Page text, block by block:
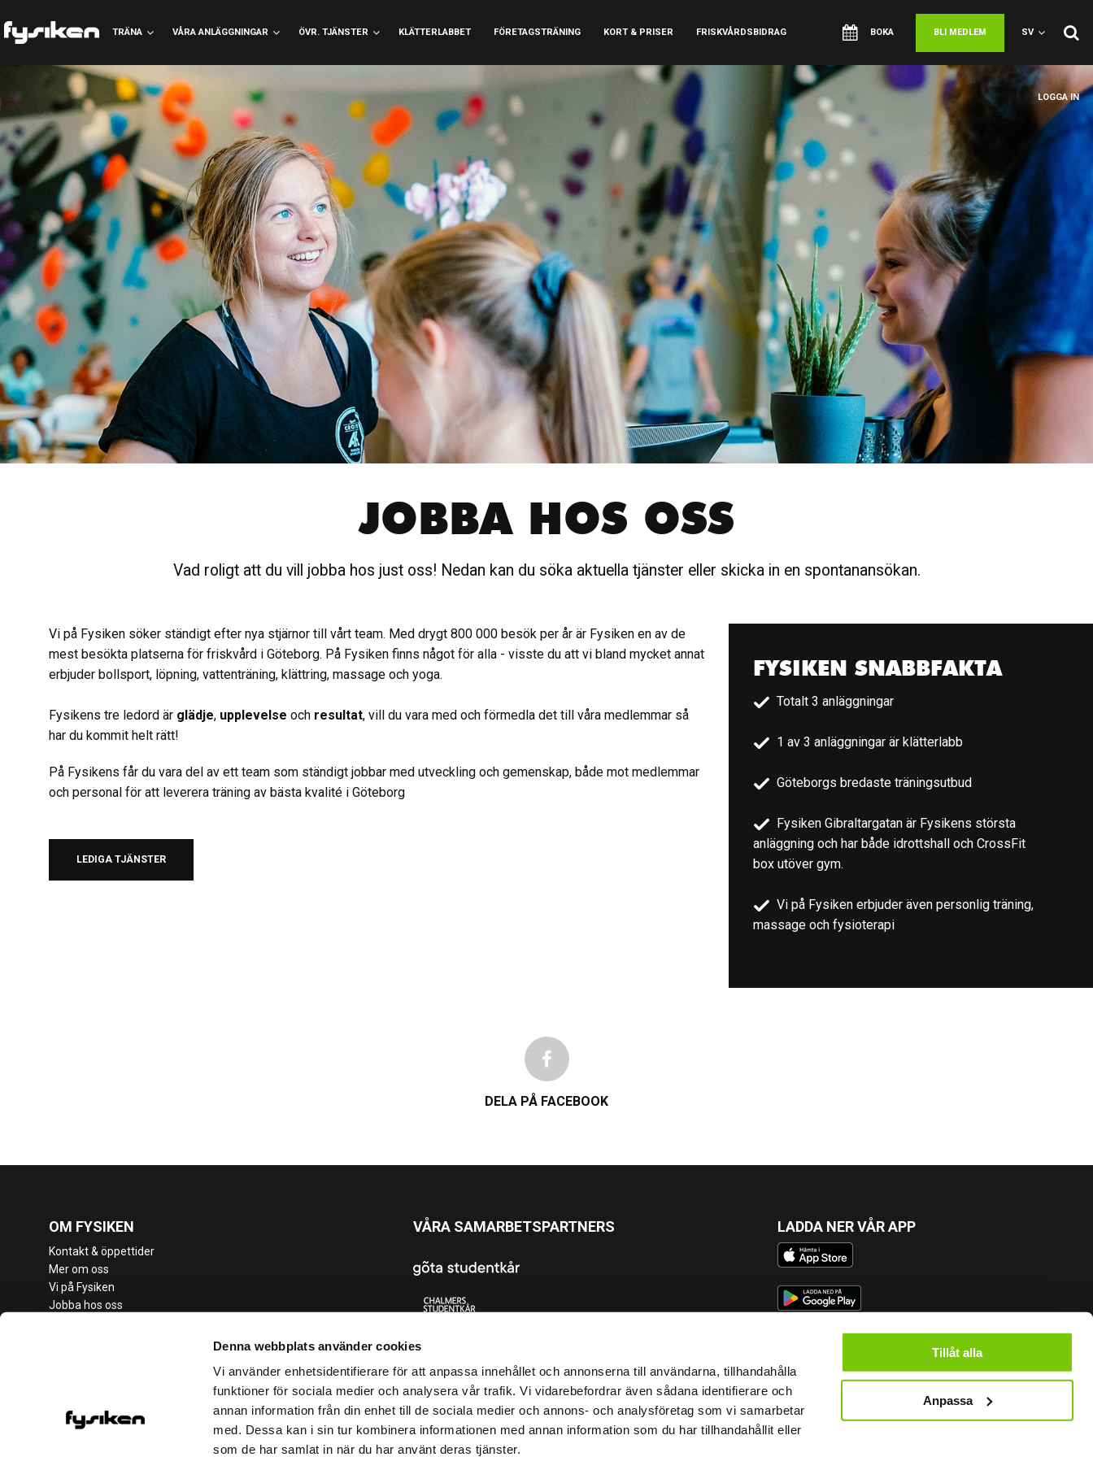
Denna webbplats använder cookies
Vi använder enhetsidentifierare för att anpassa innehållet och annonserna till användarna, tillhandahålla
funktioner för sociala medier och analysera vår trafik. Vi vidarebefordrar även sådana identifierare och
annan information från din enhet till de sociala medier och annons- och analysföretag som vi samarbetar
med. Dessa kan i sin tur kombinera informationen med annan information som du har tillhandahållit eller
som de har samlat in när du har använt deras tjänster.
Tillåt alla
Anpassa
TRÄNA VÅRA ANLÄGGNINGAR ÖVR. TJÄNSTER KLÄTTERLABBET FÖRETAGSTRÄNING KORT & PRISER FRISKVÅRDSBIDRAG SV
BLI MEDLEM
BOKA
LOGGA IN
JOBBA HOS OSS
Vad roligt att du vill jobba hos just oss! Nedan kan du söka aktuella tjänster eller skicka in en spontanansökan.
Vi på Fysiken söker ständigt efter nya stjärnor till vårt team. Med drygt 800 000 besök per år är Fysiken en av de
mest besökta platserna för friskvård i Göteborg. På Fysiken finns något för alla - visste du att vi bland mycket annat
erbjuder bollsport, löpning, vattenträning, klättring, massage och yoga.
Fysikens tre ledord är glädje, upplevelse och resultat, vill du vara med och förmedla det till våra medlemmar så
har du kommit helt rätt!
På Fysikens får du vara del av ett team som ständigt jobbar med utveckling och gemenskap, både mot medlemmar
och personal för att leverera träning av bästa kvalité i Göteborg
LEDIGA TJÄNSTER
FYSIKEN SNABBFAKTA
Totalt 3 anläggningar
1 av 3 anläggningar är klätterlabb
Göteborgs bredaste träningsutbud
Fysiken Gibraltargatan är Fysikens största
anläggning och har både idrottshall och CrossFit
box utöver gym.
Vi på Fysiken erbjuder även personlig träning,
massage och fysioterapi
DELA PÅ FACEBOOK
OM FYSIKEN
Kontakt & öppettider
Mer om oss
Vi på Fysiken
Jobba hos oss
Företag
Riksidrottsuniversitetet
VÅRA SAMARBETSPARTNERS LADDA NER VÅR APP
FÖLJ OSS
KONTAKT